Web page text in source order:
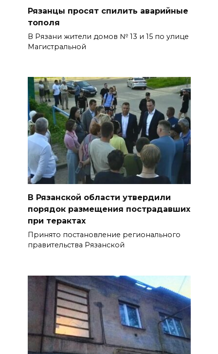
Рязанцы просят спилить аварийные
тополя
В Рязани жители домов № 13 и 15 по улице
Магистральной
В Рязанской области утвердили
порядок размещения пострадавших
при терактах
Принято постановление регионального
правительства Рязанской